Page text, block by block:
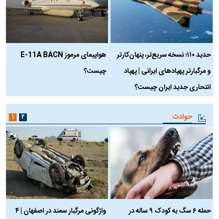
حدید ۱۱۰؛ نسخه سریع‌تر، پنهان‌کارتر
و مرگبارتر پهپادهای ایرانی | پهپاد
انتحاری جدید ایران چیست؟
هواپیمای مرموز E-11A BACN
چیست؟
حوادث
حمله ۶ سگ به کودک ۹ ساله در واژگونی مرگبار سمند در اصفهان | ۴
۱ ۲